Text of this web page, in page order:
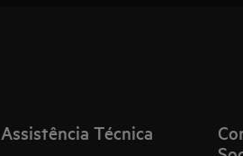
Assistência Técnica